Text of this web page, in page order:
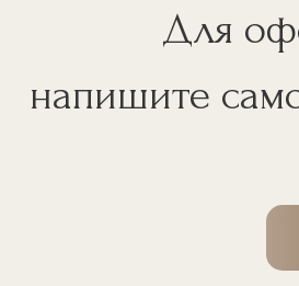
Для
напишите